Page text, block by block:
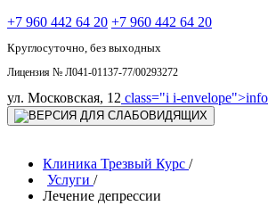
+7 960 442 64 20 +7 960 442 64 20
Круглосуточно, без выходных
Лицензия № Л041-01137-77/00293272
ул. Московская, 12 class="i i-envelope">
Клиника Трезвый Курс /
Услуги /
Лечение депрессии